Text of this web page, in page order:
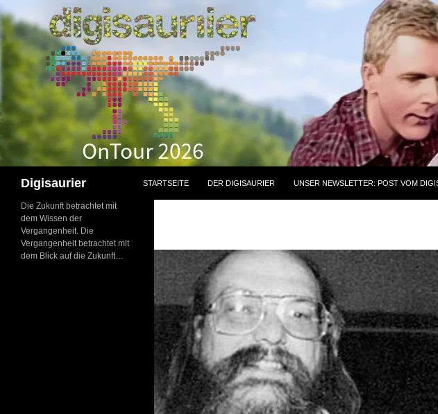
Zum
Inhalt
springen
Digisaurier STARTSEITE DER DIGISAURIER UNSER NEWSLETTER: POST VOM
Die Zukunft betrachtet mit
dem Wissen der
Vergangenheit. Die
Vergangenheit betrachtet mit
dem Blick auf die Zukunft…